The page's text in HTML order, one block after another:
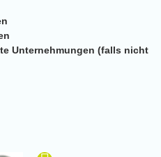
Unternehmungen (falls nicht